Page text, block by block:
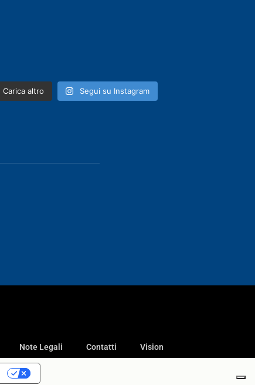
Carica altro Segui su Instagram
Note Legali Contatti Vision